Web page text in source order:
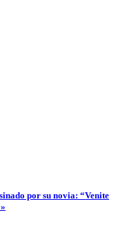
por su novia: “Venite